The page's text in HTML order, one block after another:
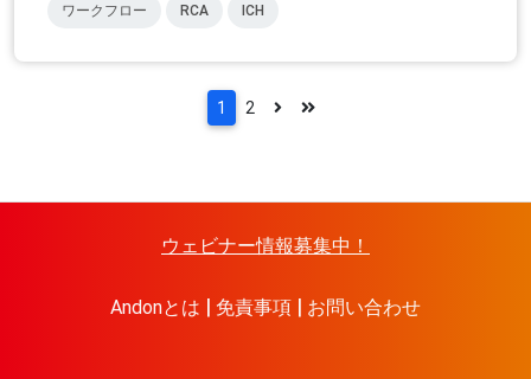
ワークフロー RCA ICH
1 2
ウェビナー情報募集中！
Andonとは 免責事項 お問い合わせ